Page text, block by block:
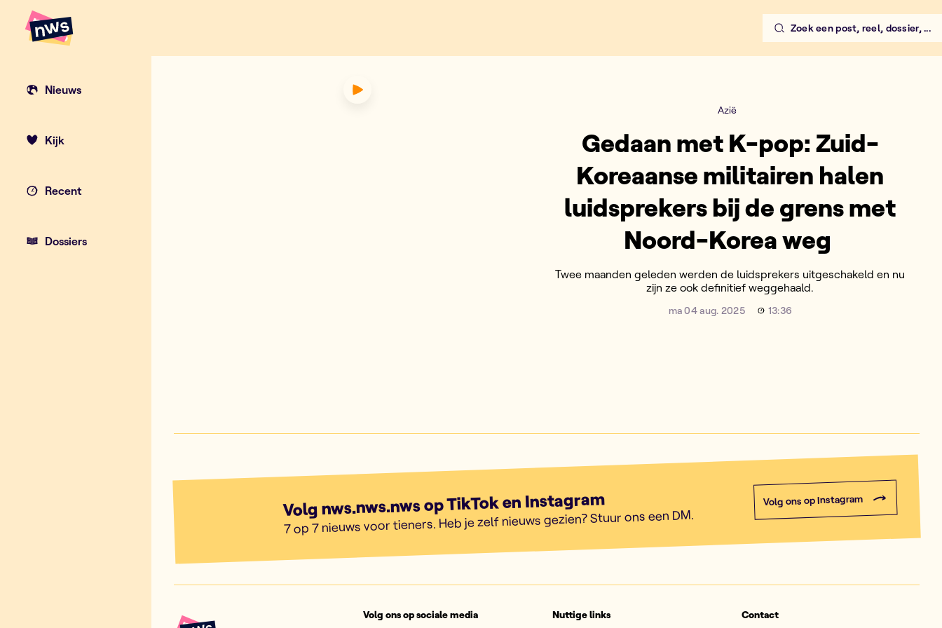
Zoek een post, reel, dossier, ...
Nieuws
Kijk
Recent
Dossiers
Gedaan met K-pop: Zuid-Koreaanse militairen halen luidsprekers bij de
Azië
Gedaan met K-pop: Zuid-
Koreaanse militairen halen
luidsprekers bij de grens met
Noord-Korea weg
Twee maanden geleden werden de luidsprekers uitgeschakeld en nu
zijn ze ook definitief weggehaald.
ma 04 aug. 2025 13:36
Volg nws.nws.nws op TikTok en Instagram
7 op 7 nieuws voor tieners. Heb je zelf nieuws gezien? Stuur ons een DM.
Volg ons op Instagram
Volg ons op sociale media Nuttige links Contact